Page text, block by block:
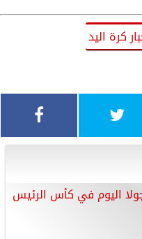
كرة اليد
اليوم في كأس الرئيس